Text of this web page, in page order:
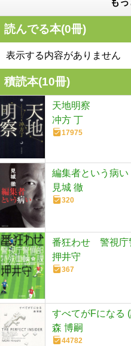
も
読んでる本(0冊)
表示する内容がありません
積読本(10冊)
天地明察
冲方 丁
17975
編集者という病
見城 徹
320
番狂わせ 警視庁
押井守
367
すべてがFになる
森 博嗣
44782